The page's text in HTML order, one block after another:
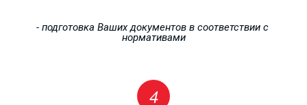
ПРОФЕССИИ
- подготовка Ваших документов в соответствии с
нормативами